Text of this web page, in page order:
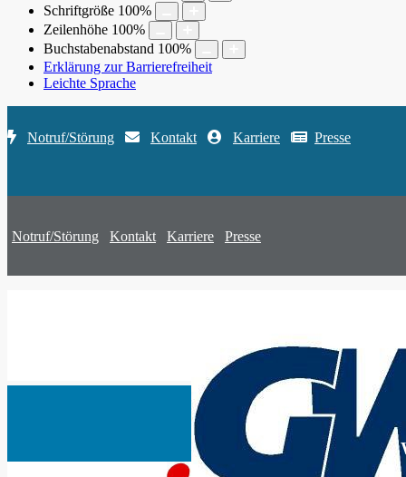
Schriftgröße 100%
Zeilenhöhe 100%
Buchstabenabstand 100%
Erklärung zur Barrierefreiheit
Leichte Sprache
Notruf/Störung Kontakt Karriere
Presse
Notruf/Störung Kontakt Karriere
Presse